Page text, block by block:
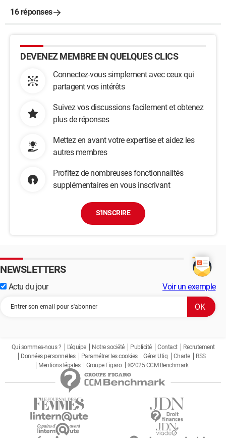
16 réponses
DEVENEZ MEMBRE EN QUELQUES CLICS
Connectez-vous simplement avec ceux qui
partagent vos intérêts
Suivez vos discussions facilement et obtenez
plus de réponses
Mettez en avant votre expertise et aidez les
autres membres
Profitez de nombreuses fonctionnalités
supplémentaires en vous inscrivant
S'INSCRIRE
NEWSLETTERS
Actu du jour Voir un exemple
Qui sommes-nous ? L'équipe Notre société Publicité Contact
Recrutement
Données personnelles
Paramétrer les cookies Gérer Utiq Charte
RSS
Mentions légales
Groupe Figaro ©2025 CCM Benchmark